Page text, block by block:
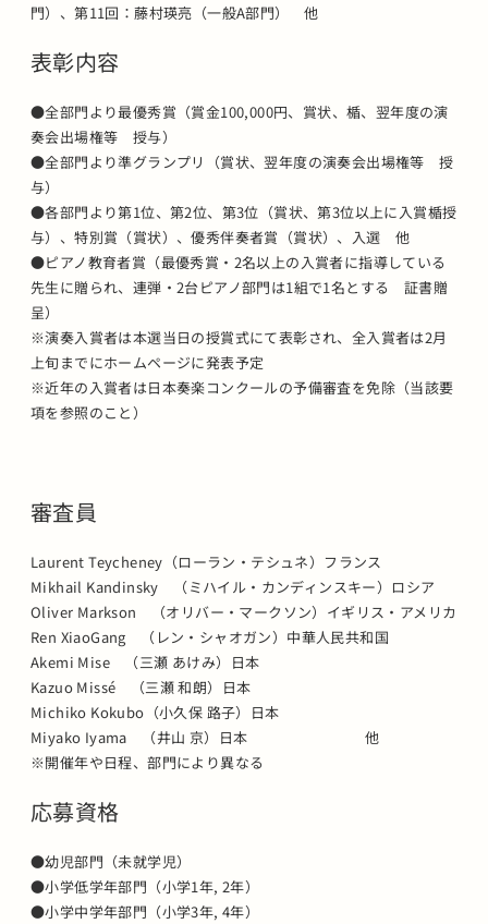
門）、第11回：藤村瑛亮（一般A部門） 他
表彰内容
●全部門より最優秀賞（賞金100,000円、賞状、楯、翌年度の演
奏会出場権等 授与）
●全部門より準グランプリ（賞状、翌年度の演奏会出場権等 授
与）
●各部門より第1位、第2位、第3位（賞状、第3位以上に入賞楯授
与）、特別賞（賞状）、優秀伴奏者賞（賞状）、入選 他
●ピアノ教育者賞（最優秀賞・2名以上の入賞者に指導している
先生に贈られ、連弾・2台ピアノ部門は1組で1名とする 証書贈
呈）
※演奏入賞者は本選当日の授賞式にて表彰され、全入賞者は2月
上旬までにホームページに発表予定
※近年の入賞者は日本奏楽コンクールの予備審査を免除（当該要
項を参照のこと）
審査員
Laurent Teycheney（ローラン・テシュネ）フランス
Mikhail Kandinsky （ミハイル・カンディンスキー）ロシア
Oliver Markson （オリバー・マークソン）イギリス・アメリカ
Ren XiaoGang （レン・シャオガン）中華人民共和国
Akemi Mise （三瀬 あけみ）日本
Kazuo Missé （三瀬 和朗）日本
Michiko Kokubo（小久保 路子）日本
Miyako Iyama （井山 京）日本 他
※開催年や日程、部門により異なる
応募資格
●幼児部門（未就学児）
●小学低学年部門（小学1年, 2年）
●小学中学年部門（小学3年, 4年）